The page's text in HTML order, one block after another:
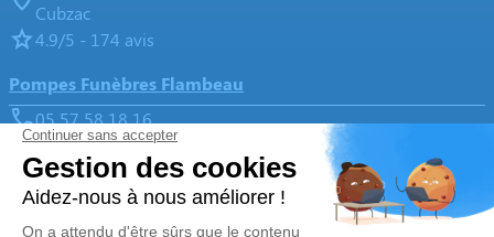
Cubzac
4.9/5 - 174 avis
Pompes Funèbres Flambeau
05 57 58 18 16
sarl.flambeau@free.fr
Les Terrasses de Bourg 1, La croix Blanche - 33710 - Bourg
5/5 - 15 avis
Nos Services Liens utiles